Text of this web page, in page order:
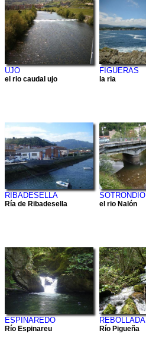
UJO
el rio caudal ujo
FIGUERAS
la ria
RIBADESELLA
Ría de Ribadesella
SOTRONDIO
el rio Nalón
ESPINAREDO
Río Espinareu
REBOLLADA
Río Pigueña